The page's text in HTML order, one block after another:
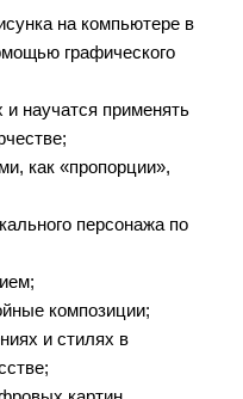
на компьютере в
графического
научатся применять
как «пропорции»,
персонажа по
композиции;
и стилях в